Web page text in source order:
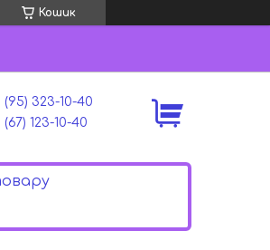
Кошик
(95) 323-10-40
(67) 123-10-40